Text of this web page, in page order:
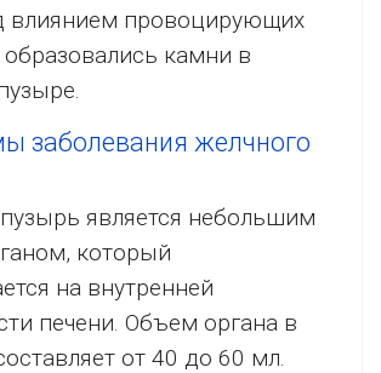
влиянием провоцирующих
камни в
заболевания желчного
является небольшим
который
на внутренней
печени. Объем органа в
от 40 до 60 мл.